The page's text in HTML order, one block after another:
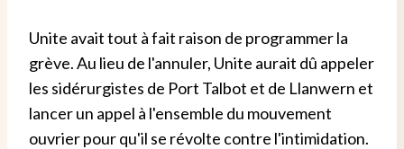
Unite avait tout à fait raison de programmer la
grève. Au lieu de l'annuler, Unite aurait dû appeler
les sidérurgistes de Port Talbot et de Llanwern et
lancer un appel à l'ensemble du mouvement
ouvrier pour qu'il se révolte contre l'intimidation.